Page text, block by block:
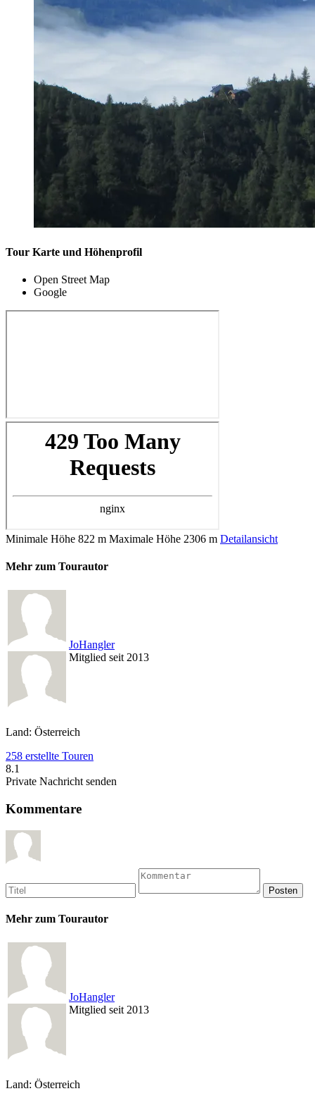
Tour Karte und Höhenprofil
Open Street Map
Google
Minimale Höhe 822 m Maximale Höhe 2306 m Detailansicht
Mehr zum Tourautor
JoHangler
Mitglied seit 2013
Land: Österreich
258 erstellte Touren
8.1
Private Nachricht senden
Kommentare
Mehr zum Tourautor
JoHangler
Mitglied seit 2013
Land: Österreich